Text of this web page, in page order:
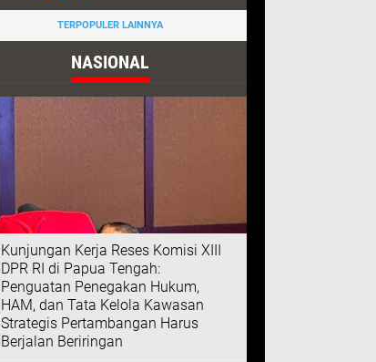
TERPOPULER LAINNYA
NASIONAL
Kunjungan Kerja Reses Komisi XIII
DPR RI di Papua Tengah:
Penguatan Penegakan Hukum,
HAM, dan Tata Kelola Kawasan
Strategis Pertambangan Harus
Berjalan Beriringan